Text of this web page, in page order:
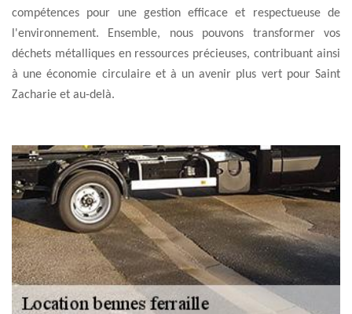
compétences pour une gestion efficace et respectueuse de
l'environnement. Ensemble, nous pouvons transformer vos
déchets métalliques en ressources précieuses, contribuant ainsi
à une économie circulaire et à un avenir plus vert pour Saint
Zacharie et au-delà.